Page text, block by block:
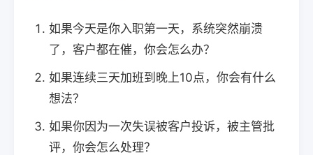
如果今天是你入职第一天，系统突然崩溃
了，客户都在催，你会怎么办？
如果连续三天加班到晚上10点，你会有什么
想法？
如果你因为一次失误被客户投诉，被主管批
评，你会怎么处理？